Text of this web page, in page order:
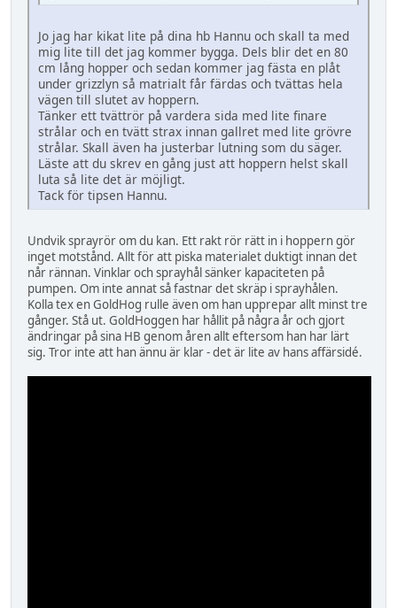
Jo jag har kikat lite på dina hb Hannu och skall ta med
mig lite till det jag kommer bygga. Dels blir det en 80
cm lång hopper och sedan kommer jag fästa en plåt
under grizzlyn så matrialt får färdas och tvättas hela
vägen till slutet av hoppern.
Tänker ett tvättrör på vardera sida med lite finare
strålar och en tvätt strax innan gallret med lite grövre
strålar. Skall även ha justerbar lutning som du säger.
Läste att du skrev en gång just att hoppern helst skall
luta så lite det är möjligt.
Tack för tipsen Hannu.
Undvik sprayrör om du kan. Ett rakt rör rätt in i hoppern gör
inget motstånd. Allt för att piska materialet duktigt innan det
når rännan. Vinklar och sprayhål sänker kapaciteten på
pumpen. Om inte annat så fastnar det skräp i sprayhålen.
Kolla tex en GoldHog rulle även om han upprepar allt minst tre
gånger. Stå ut. GoldHoggen har hållit på några år och gjort
ändringar på sina HB genom åren allt eftersom han har lärt
sig. Tror inte att han ännu är klar - det är lite av hans affärsidé.